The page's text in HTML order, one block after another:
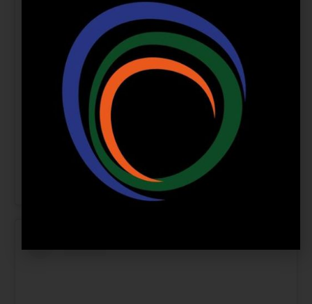
Ver esta publicación en Instagram